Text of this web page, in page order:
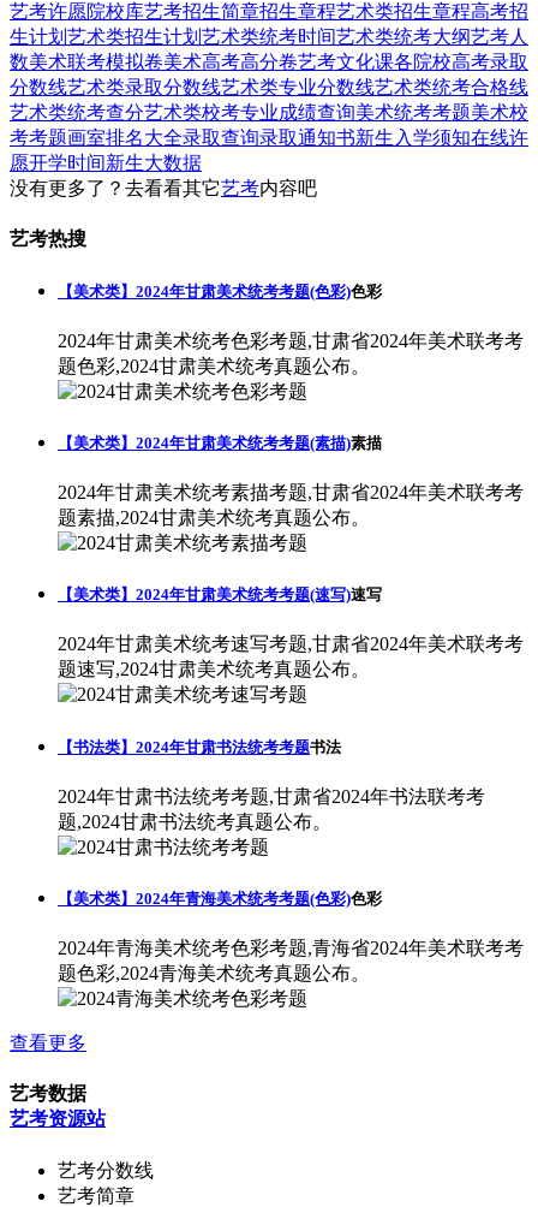
艺考许愿院校库艺考招生简章招生章程艺术类招生章程高考招
生计划 艺术类招生计划 艺术类统考时间艺术类统考大纲艺考人
数美术联考模拟卷美术高考高分卷艺考文化课各院校高考录取
分数线艺术类录取分数线艺术类专业分数线艺术类统考合格线
艺术类统考查分艺术类校考专业成绩查询美术统考考题美术校
考考题画室排名大全录取查询录取通知书新生入学须知在线许
愿开学时间新生大数据
没有更多了？去看看其它艺考内容吧
艺考热搜
【美术类】2024年甘肃美术统考考题(色彩)色彩
2024年甘肃美术统考色彩考题,甘肃省2024年美术联考考
题色彩,2024甘肃美术统考真题公布。
【美术类】2024年甘肃美术统考考题(素描)素描
2024年甘肃美术统考素描考题,甘肃省2024年美术联考考
题素描,2024甘肃美术统考真题公布。
【美术类】2024年甘肃美术统考考题(速写)速写
2024年甘肃美术统考速写考题,甘肃省2024年美术联考考
题速写,2024甘肃美术统考真题公布。
【书法类】2024年甘肃书法统考考题书法
2024年甘肃书法统考考题,甘肃省2024年书法联考考
题,2024甘肃书法统考真题公布。
【美术类】2024年青海美术统考考题(色彩)色彩
2024年青海美术统考色彩考题,青海省2024年美术联考考
题色彩,2024青海美术统考真题公布。
查看更多
艺考数据
艺考资源站
艺考分数线
艺考简章